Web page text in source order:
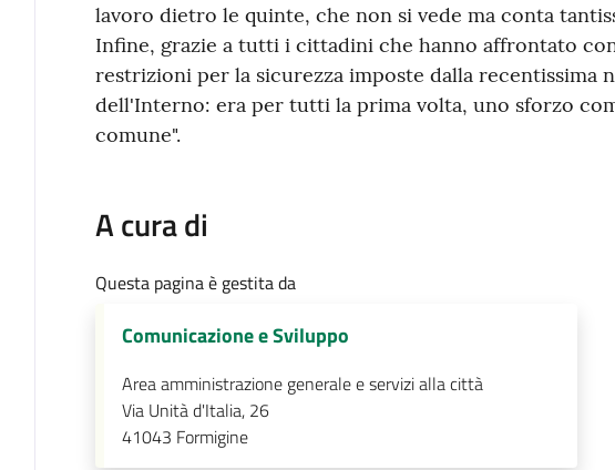
lavoro dietro le quinte, che non si vede ma conta
Infine, grazie a tutti i cittadini che hanno affrontato
restrizioni per la sicurezza imposte dalla recentissima
dell'Interno: era per tutti la prima volta, uno sforzo
comune".
A cura di
Questa pagina è gestita da
Comunicazione e Sviluppo
Area amministrazione generale e servizi alla città
Via Unità d'Italia, 26
41043 Formigine